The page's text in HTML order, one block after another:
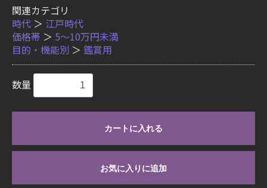
関連カテゴリ
時代 ＞ 江戸時代
価格帯 ＞ 5〜10万円未満
目的・機能別 ＞ 鑑賞用
数量
カートに入れる
お気に入りに追加